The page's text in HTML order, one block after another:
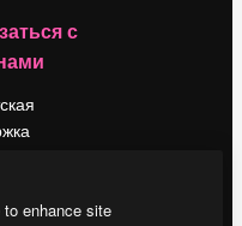
с
enhance site